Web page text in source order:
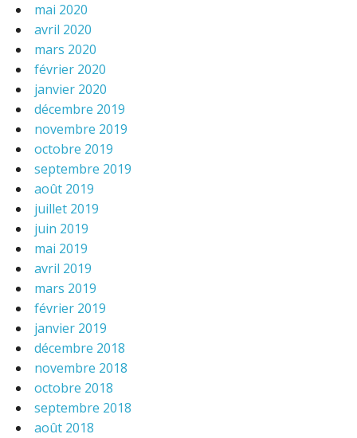
mai 2020
avril 2020
mars 2020
février 2020
janvier 2020
décembre 2019
novembre 2019
octobre 2019
septembre 2019
août 2019
juillet 2019
juin 2019
mai 2019
avril 2019
mars 2019
février 2019
janvier 2019
décembre 2018
novembre 2018
octobre 2018
septembre 2018
août 2018